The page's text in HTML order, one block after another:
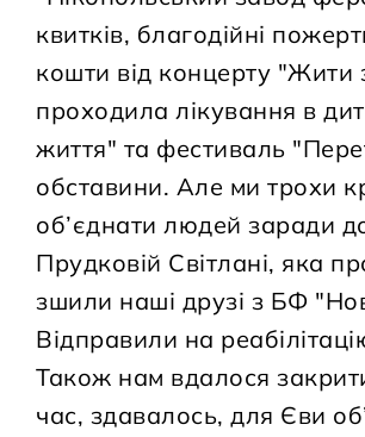
квитків, благодійні
кошти від концерту "Жити
проходила лікування в
життя" та фестиваль
обставини. Але ми трохи
об’єднати людей заради
Прудковій Світлані, яка
зшили наші друзі з БФ
Відправили на
Також нам вдалося
час, здавалось, для Єви